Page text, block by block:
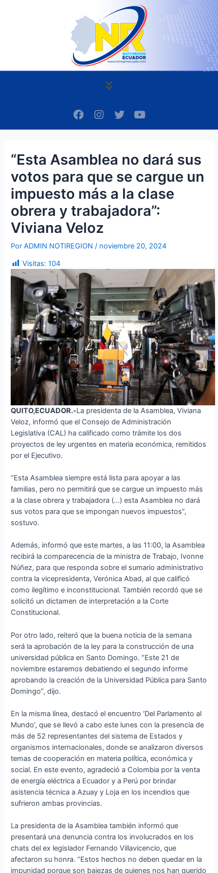
Menú
F
a
c
o
k
I
n
s
g
a
m
T
w
i
e
Y
o
u
b
“Esta Asamblea no dará sus
votos para que se cargue un
impuesto más a la clase
obrera y trabajadora”:
Viviana Veloz
PorADMIN NOTIREGION/ noviembre 20, 2024
Visitas: 104
QUITO,ECUADOR.-La presidenta de la Asamblea, Viviana
Veloz, informó que el Consejo de Administración
Legislativa (CAL) ha calificado como trámite los dos
proyectos de ley urgentes en materia económica, remitidos
por el Ejecutivo.
“Esta Asamblea siempre está lista para apoyar a las
familias, pero no permitirá que se cargue un impuesto más
a la clase obrera y trabajadora (…) esta Asamblea no dará
sus votos para que se impongan nuevos impuestos”,
sostuvo.
Además, informó que este martes, a las 11:00, la Asamblea
recibirá la comparecencia de la ministra de Trabajo, Ivonne
Núñez, para que responda sobre el sumario administrativo
contra la vicepresidenta, Verónica Abad, al que calificó
como ilegítimo e inconstitucional. También recordó que se
solicitó un dictamen de interpretación a la Corte
Constitucional.
Por otro lado, reiteró que la buena noticia de la semana
será la aprobación de la ley para la construcción de una
universidad pública en Santo Domingo. “Este 21 de
noviembre estaremos debatiendo el segundo informe
aprobando la creación de la Universidad Pública para Santo
Domingo”, dijo.
En la misma línea, destacó el encuentro ‘Del Parlamento al
Mundo’, que se llevó a cabo este lunes con la presencia de
más de 52 representantes del sistema de Estados y
organismos internacionales, donde se analizaron diversos
temas de cooperación en materia política, económica y
social. En este evento, agradeció a Colombia por la venta
de energía eléctrica a Ecuador y a Perú por brindar
asistencia técnica a Azuay y Loja en los incendios que
sufrieron ambas provincias.
La presidenta de la Asamblea también informó que
presentará una denuncia contra los involucrados en los
chats del ex legislador Fernando Villavicencio, que
afectaron su honra. “Estos hechos no deben quedar en la
impunidad porque son bajezas de quienes nos han querido